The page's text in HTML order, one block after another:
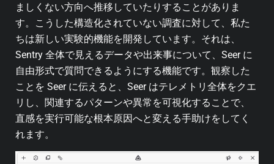
ましくない方向へ推移していたりすることがありま
す。こうした構造化されていない調査に対して、私た
ちは新しい実験的機能を開発しています。それは、
Sentry 全体で見えるデータや出来事について、Seer に
自由形式で質問できるようにする機能です。観察した
ことを Seer に伝えると、Seer はテレメトリ全体をクエ
リし、関連するパターンや異常を可視化することで、
直感を実行可能な根本原因へと変える手助けをしてく
れます。